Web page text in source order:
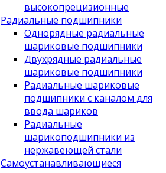
высокопрецизионные
Радиальные подшипники
Однорядные радиальные
шариковые подшипники
Двухрядные радиальные
шариковые подшипники
Радиальные шариковые
подшипники с каналом для
ввода шариков
Радиальные
шарикоподшипники из
нержавеющей стали
Самоустанавливающиеся